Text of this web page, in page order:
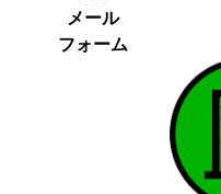
人の生命、身体又は財
て、本人の同意を得る事
公衆衛生の向上又は児
がある場合であって、
国の機関若しくは地方
の定める事務を遂行す
であって、本人の同意
メール
フォーム